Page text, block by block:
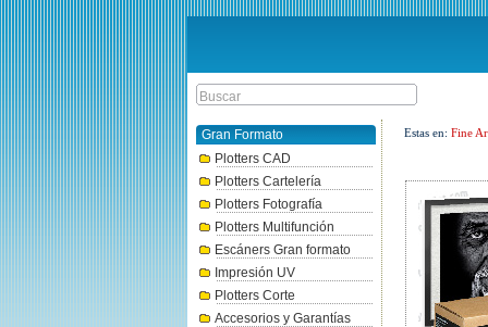
Gran Formato
Plotters CAD
Plotters Cartelería
Plotters Fotografía
Plotters Multifunción
Escáners Gran formato
Impresión UV
Plotters Corte
Accesorios y Garantías
Estas en: Fine